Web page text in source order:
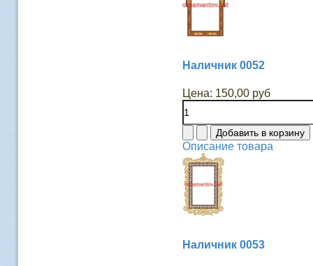
Наличник 0052
Цена: 150,00 руб
Описание товара
Наличник 0053